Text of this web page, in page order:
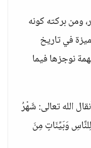
ومن بركته كونه
في تاريخ
نوجزها فيما
الله تعالى: شَهْرُ
وَبَيِّنَاتٍ مِنَ